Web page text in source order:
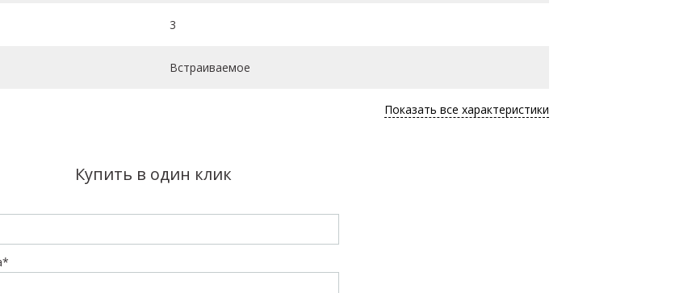
3
Встраиваемое
Показать все характеристики
Купить в один клик